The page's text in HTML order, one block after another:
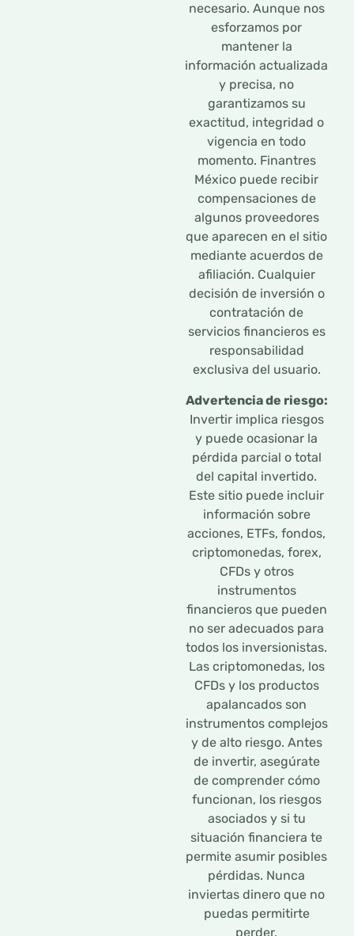
necesario. Aunque nos
esforzamos por
mantener la
información actualizada
y precisa, no
garantizamos su
exactitud, integridad o
vigencia en todo
momento. Finantres
México puede recibir
compensaciones de
algunos proveedores
que aparecen en el sitio
mediante acuerdos de
afiliación. Cualquier
decisión de inversión o
contratación de
servicios financieros es
responsabilidad
exclusiva del usuario.
Advertencia de riesgo:
Invertir implica riesgos
y puede ocasionar la
pérdida parcial o total
del capital invertido.
Este sitio puede incluir
información sobre
acciones, ETFs, fondos,
criptomonedas, forex,
CFDs y otros
instrumentos
financieros que pueden
no ser adecuados para
todos los inversionistas.
Las criptomonedas, los
CFDs y los productos
apalancados son
instrumentos complejos
y de alto riesgo. Antes
de invertir, asegúrate
de comprender cómo
funcionan, los riesgos
asociados y si tu
situación financiera te
permite asumir posibles
pérdidas. Nunca
inviertas dinero que no
puedas permitirte
perder.